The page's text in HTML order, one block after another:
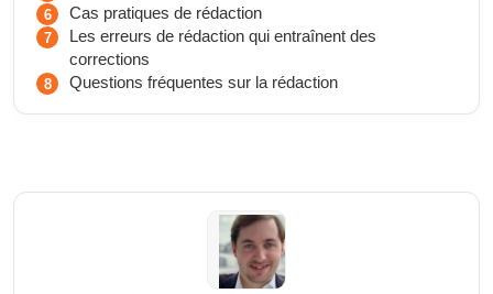
Cas pratiques de rédaction
Les erreurs de rédaction qui entraînent des
corrections
Questions fréquentes sur la rédaction